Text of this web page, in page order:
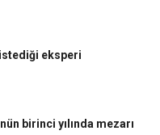
eksperi
birinci yılında mezarı